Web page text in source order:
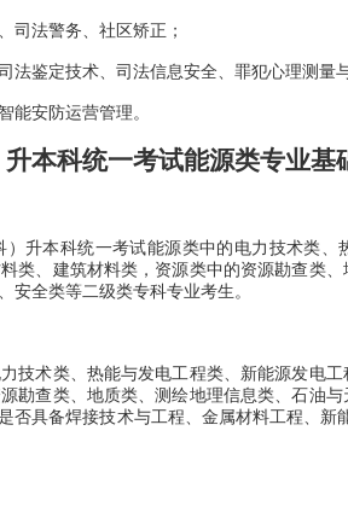
法警务、社区矫正；
鉴定技术、司法信息安全、罪犯心理测量
安防运营管理。
科统一考试能源类专业基
本科统一考试能源类中的电力技术类、
类、建筑材料类，资源类中的资源勘查类
安全类等二级类专科专业考生。
术类、热能与发电工程类、新能源发电工
勘查类、地质类、测绘地理信息类、石油
否具备焊接技术与工程、金属材料工程、新